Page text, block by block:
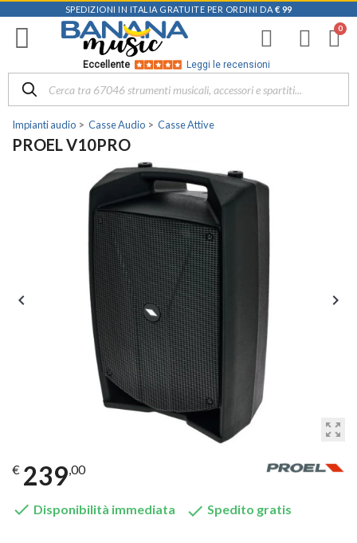
SPEDIZIONI IN ITALIA GRATUITE PER ORDINI DA € 99
Eccellente Leggi le recensioni
Impianti audio Casse Audio Casse Attive
PROEL V10PRO
zoom_out_map
 
€ 239,00
 Disponibilità immediata  Spedito gratis